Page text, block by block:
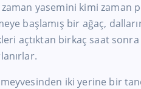
yasemini kimi zaman
başlamış bir ağaç,
açtıktan birkaç saat
meyvesinden iki yerine bir